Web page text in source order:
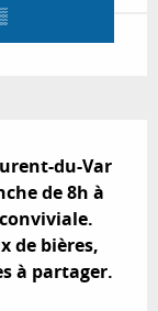
du-Var
de 8h à
de bières,
à partager.